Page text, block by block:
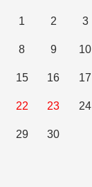
1 2 3
8 9 10
15 16 17
22 23 24
29 30